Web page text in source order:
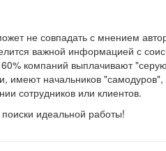
не совпадать с мнением
важной информацией с
компаний выплачивают
имеют начальников
сотрудников или клиентов.
идеальной работы!